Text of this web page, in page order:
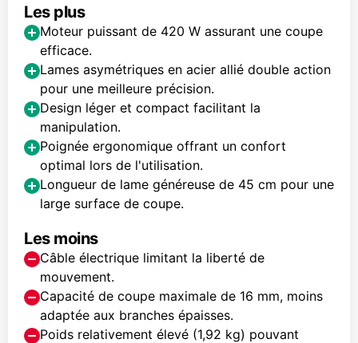
Les plus
Moteur puissant de 420 W assurant une coupe
efficace.
Lames asymétriques en acier allié double action
pour une meilleure précision.
Design léger et compact facilitant la
manipulation.
Poignée ergonomique offrant un confort
optimal lors de l'utilisation.
Longueur de lame généreuse de 45 cm pour une
large surface de coupe.
Les moins
Câble électrique limitant la liberté de
mouvement.
Capacité de coupe maximale de 16 mm, moins
adaptée aux branches épaisses.
Poids relativement élevé (1,92 kg) pouvant